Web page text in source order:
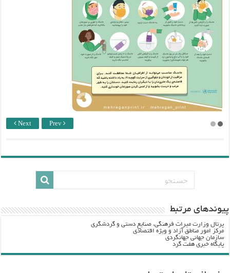
Next Prev
پيوندهاي مرتبط
پرتال وزارت ميراث فرهنگي، صنایع دستی و گردشگري
مرکز امور مناطق آزاد و ویژه اقتصادی
سازمان جهانی جهانگردی
پایگاه خبری هفت گرد